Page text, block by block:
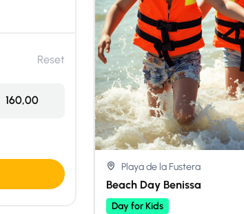
Reset
160,00
Playa de la Fustera
Beach Day Benissa
Day for Kids